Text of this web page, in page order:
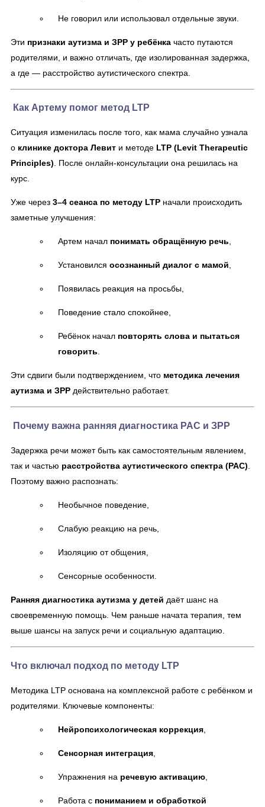
Не говорил или использовал отдельные звуки.
Эти признаки аутизма и ЗРР у ребёнка часто путаются
родителями, и важно отличать, где изолированная задержка,
а где — расстройство аутистического спектра.
Как Артему помог метод LTP
Ситуация изменилась после того, как мама случайно узнала
о клинике доктора Левит и методе LTP (Levit Therapeutic
Principles). После онлайн-консультации она решилась на
курс.
Уже через 3–4 сеанса по методу LTP начали происходить
заметные улучшения:
Артем начал понимать обращённую речь,
Установился осознанный диалог с мамой,
Появилась реакция на просьбы,
Поведение стало спокойнее,
Ребёнок начал повторять слова и пытаться
говорить.
Эти сдвиги были подтверждением, что методика лечения
аутизма и ЗРР действительно работает.
Почему важна ранняя диагностика РАС и ЗРР
Задержка речи может быть как самостоятельным явлением,
так и частью расстройства аутистического спектра (РАС)
Поэтому важно распознать:
Необычное поведение,
Слабую реакцию на речь,
Изоляцию от общения,
Сенсорные особенности.
Ранняя диагностика аутизма у детей даёт шанс на
своевременную помощь. Чем раньше начата терапия, тем
выше шансы на запуск речи и социальную адаптацию.
Что включал подход по методу LTP
Методика LTP основана на комплексной работе с ребёнком и
родителями. Ключевые компоненты:
Нейропсихологическая коррекция
Сенсорная интеграция
Упражнения на речевую активацию
Работа с пониманием и обработкой